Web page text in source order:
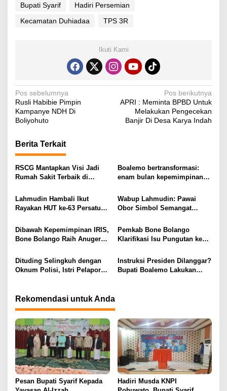
Bupati Syarif
Hadiri Persemian
Kecamatan Duhiadaa
TPS 3R
Ikuti Kami
N
a
v
i
g
a
s
i
p
o
s
Pos sebelumnya
Rusli Habibie Pimpin
Kampanye NDH Di
Boliyohuto
Pos berikutnya
APRI : Meminta BPBD Untuk
Melakukan Pengecekan
Banjir Di Desa Karya Indah
Berita Terkait
RSCG Mantapkan Visi Jadi
Rumah Sakit Terbaik di
Boalemo bertransformasi:
enam bulan kepemimpinan
program strategis presiden
Prabowo
Lahmudin Hambali Ikut
Rayakan HUT ke-63 Persatuan
Indonesia
Wabup Lahmudin: Pawai
Obor Simbol Semangat
Dibawah Kepemimpinan IRIS,
Bone Bolango Raih Anugerah
Madya
Pemkab Bone Bolango
Klarifikasi Isu Pungutan ke
Benar”
Dituding Selingkuh dengan
Oknum Polisi, Istri Pelapor
Instruksi Presiden Dilanggar?
Bupati Boalemo Lakukan
Rekomendasi untuk Anda
Pesan Bupati Syarif Kepada
Hadiri Musda KNPI